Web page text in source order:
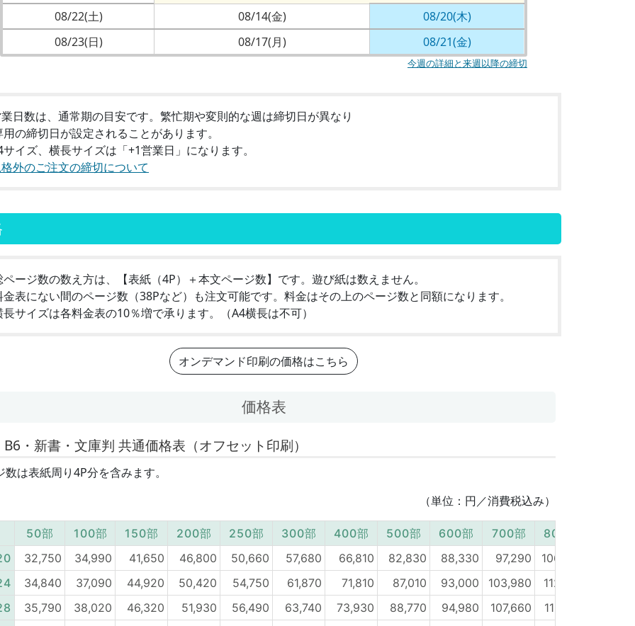
08/22(土)
08/14(金)
08/20(木)
08/23(日)
08/17(月) 08/21(金)
今週の詳細と来週以降の締切
日数は、通常期の目安です。繁忙期や変則的な週は締切日が異なり
の締切日が設定されることがあります。
イズ、横長サイズは「+1営業日」になります。
外のご注文の締切について
ページ数の数え方は、【表紙（4P）＋本文ページ数】です。遊び紙は数えません。
金表にない間のページ数（38Pなど）も注文可能です。料金はその上のページ数と同額になります。
長サイズは各料金表の10％増で承ります。（A4横長は不可）
オンデマンド印刷の価格はこちら
価格表
・新書・文庫判 共通価格表（オフセット印刷）
数は表紙周り4P分を含みます。
（単位：円／消費税込み）